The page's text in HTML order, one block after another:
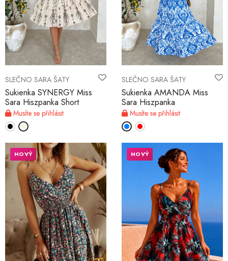
SLEČNO SARA ŠATY
Sukienka SYNERGY Miss
Sara Hiszpanka Short
Musíte se přihlásit
SLEČNO SARA ŠATY
Sukienka AMANDA Miss
Sara Hiszpanka
Musíte se přihlásit
NOVÝ NOVÝ